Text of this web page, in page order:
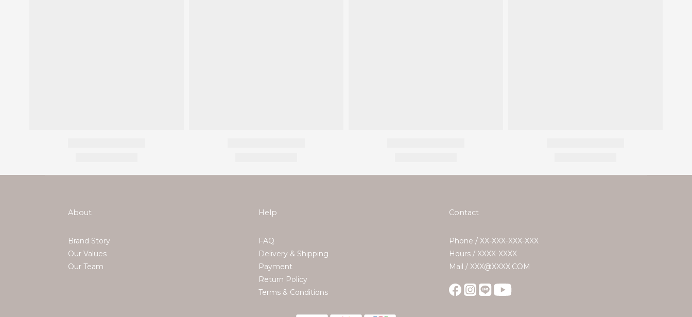
About
Brand Story
Our Values
Our Team
Help
FAQ
Delivery & Shipping
Payment
Return Policy
Terms & Conditions
Contact
Phone / XX-XXX-XXX-XXX
Hours / XXXX-XXXX
Mail / XXX@XXXX.COM